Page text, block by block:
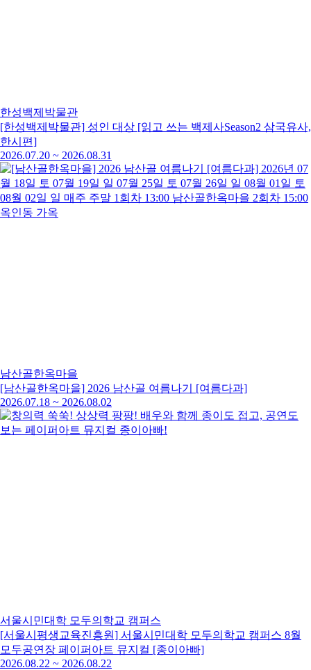
한성백제박물관
[한성백제박물관] 성인 대상 [읽고 쓰는 백제사Season2 삼국유사,
한시편]
2026.07.20 ~ 2026.08.31
남산골한옥마을
[남산골한옥마을] 2026 남산골 여름나기 [여름다과]
2026.07.18 ~ 2026.08.02
서울시민대학 모두의학교 캠퍼스
[서울시평생교육진흥원] 서울시민대학 모두의학교 캠퍼스 8월
모두공연장 페이퍼아트 뮤지컬 [종이아빠]
2026.08.22 ~ 2026.08.22